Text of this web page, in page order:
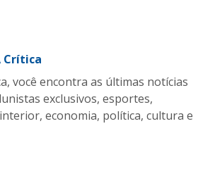
Crítica
você encontra as últimas notícias
exclusivos, esportes,
economia, política, cultura e